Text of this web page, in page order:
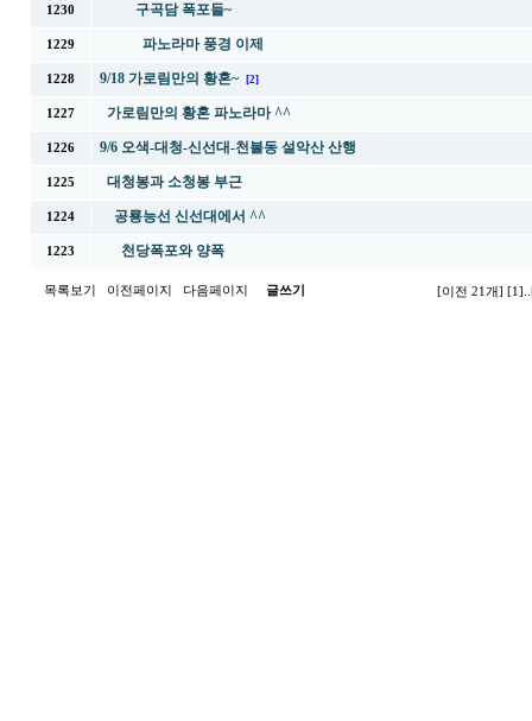
1230 구곡담 폭포들~
1229 파노라마 풍경 이제
1228 9/18 가로림만의 황혼~ [2]
1227 가로림만의 황혼 파노라마 ^^
1226 9/6 오색-대청-신선대-천불동 설악산 산행
1225 대청봉과 소청봉 부근
1224 공룡능선 신선대에서 ^^
1223 천당폭포와 양폭
목록보기 이전페이지 다음페이지 글쓰기 [이전 21개] [1]